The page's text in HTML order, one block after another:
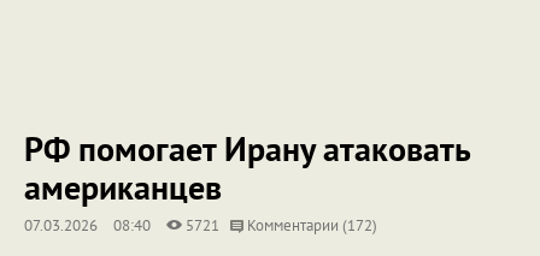
РФ помогает Ирану атаковать
американцев
07.03.2026 08:40 5721 Комментарии (172)